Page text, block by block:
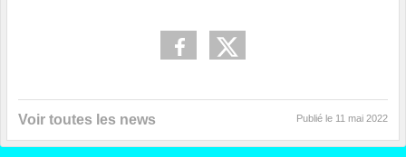
Voir toutes les news Publié le 11 mai 2022